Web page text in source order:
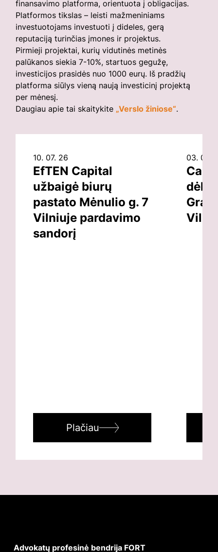
finansavimo platforma, orientuota į obligacijas.
Platformos tikslas – leisti mažmeniniams
investuotojams investuoti į dideles, gerą
reputaciją turinčias įmones ir projektus.
Pirmieji projektai, kurių vidutinės metinės
palūkanos siekia 7-10%, startuos gegužę,
investicijos prasidės nuo 1000 eurų. Iš pradžių
platforma siūlys vieną naują investicinį projektą
per mėnesį.
Daugiau apie tai skaitykite „Verslo žiniose“.
10. 07. 26
EfTEN Capital
užbaigė biurų
pastato Mėnulio g. 7
Vilniuje pardavimo
sandorį
Plačiau
03. 07.
dėl
Advokatų profesinė bendrija FORT